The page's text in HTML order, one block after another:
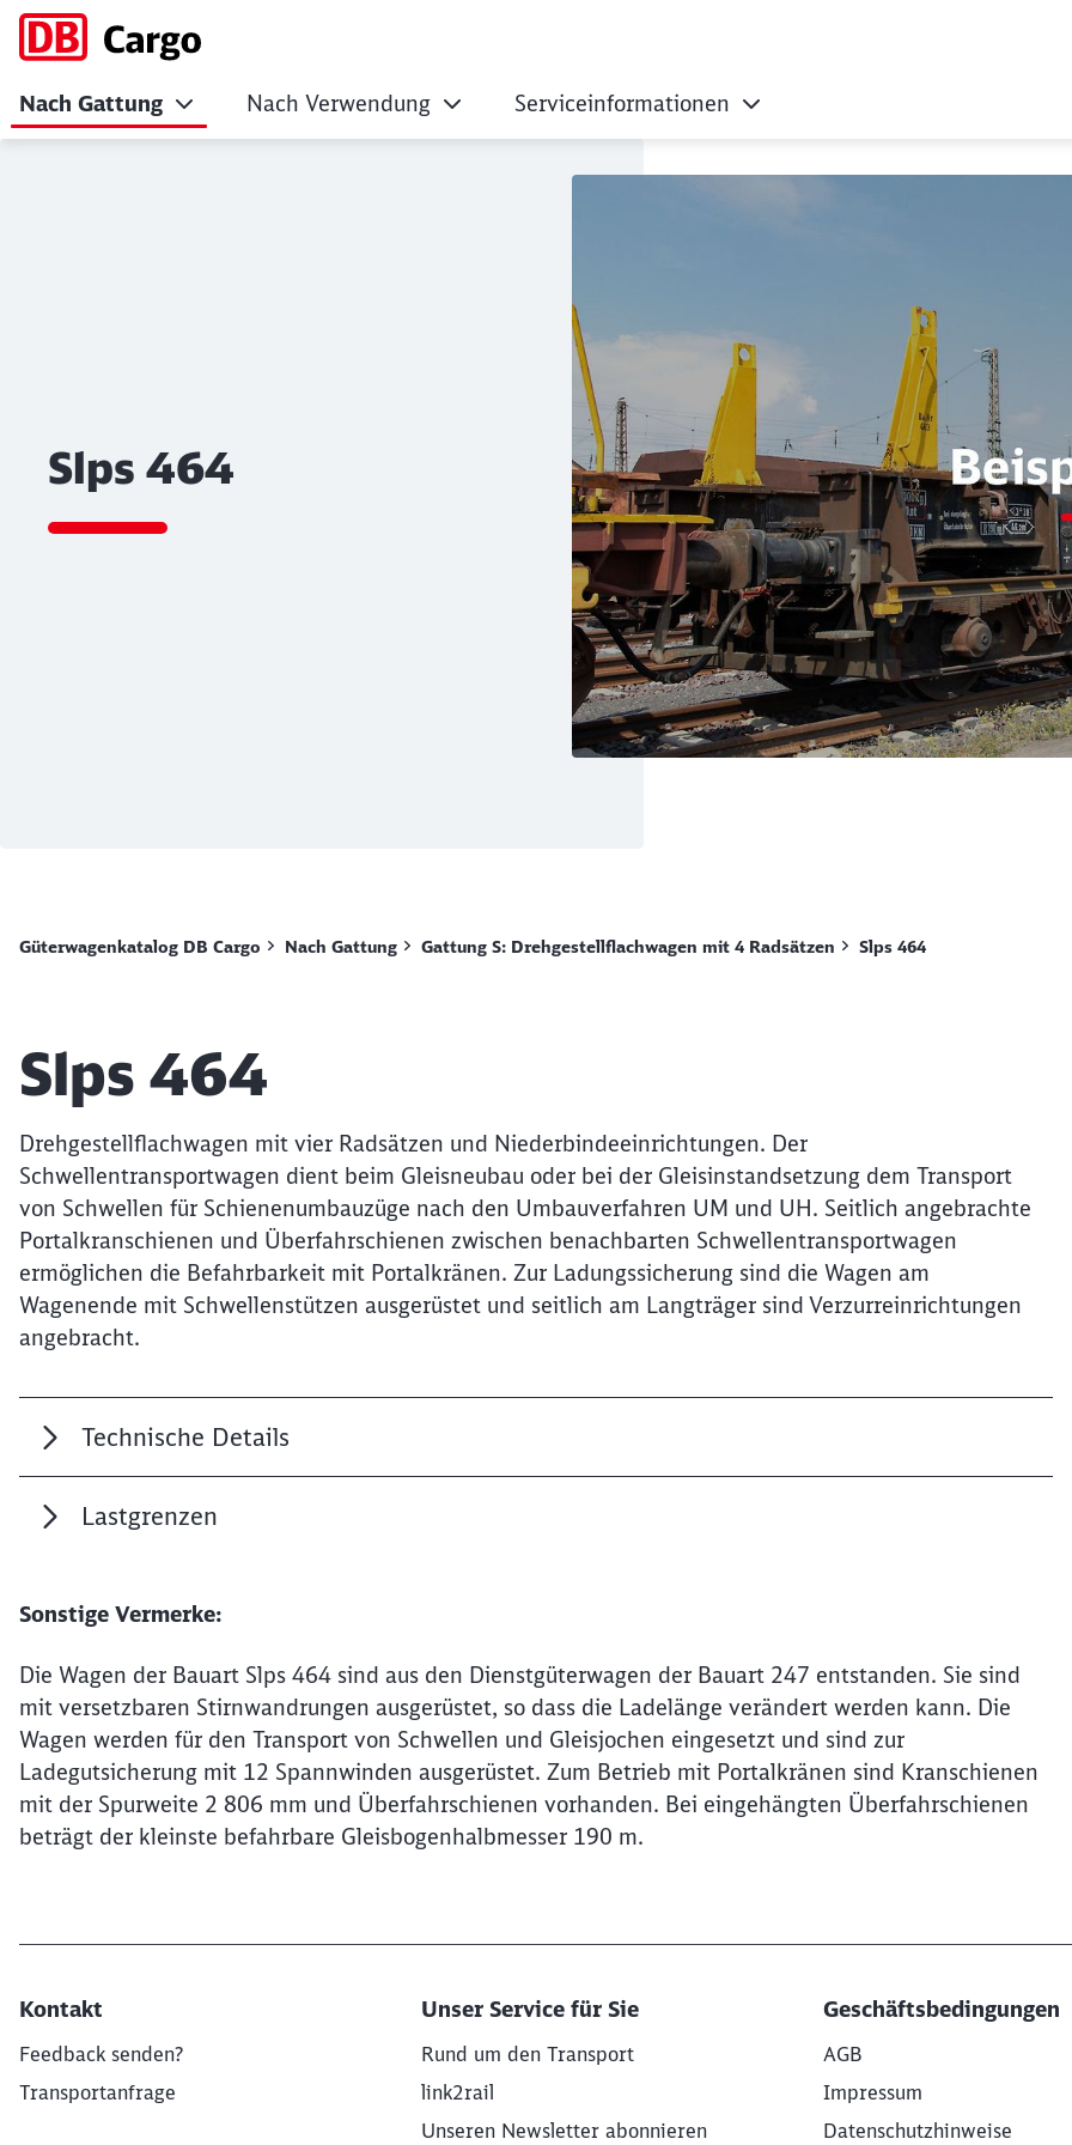
Nach Gattung Nach Verwendung Serviceinformationen
Slps 464
Güterwagenkatalog DB Cargo Nach Gattung Gattung S: Drehgestellflachwagen mit 4 Radsätzen Slps 464
Artikel:
Slps 464
Drehgestellflachwagen mit vier Radsätzen und Niederbindeeinrichtungen. Der
Schwellentransportwagen dient beim Gleisneubau oder bei der Gleisinstandsetzung dem Transport
von Schwellen für Schienenumbauzüge nach den Umbauverfahren UM und UH. Seitlich angebrachte
Portalkranschienen und Überfahrschienen zwischen benachbarten Schwellentransportwagen
ermöglichen die Befahrbarkeit mit Portalkränen. Zur Ladungssicherung sind die Wagen am
Wagenende mit Schwellenstützen ausgerüstet und seitlich am Langträger sind Verzurreinrichtungen
angebracht.
Technische Details
Lastgrenzen
Sonstige Vermerke:
Die Wagen der Bauart Slps 464 sind aus den Dienstgüterwagen der Bauart 247 entstanden. Sie sind
mit versetzbaren Stirnwandrungen ausgerüstet, so dass die Ladelänge verändert werden kann. Die
Wagen werden für den Transport von Schwellen und Gleisjochen eingesetzt und sind zur
Ladegutsicherung mit 12 Spannwinden ausgerüstet. Zum Betrieb mit Portalkränen sind Kranschienen
mit der Spurweite 2 806 mm und Überfahrschienen vorhanden. Bei eingehängten Überfahrschienen
beträgt der kleinste befahrbare Gleisbogenhalbmesser 190 m.
Kontakt
Feedback senden?
Transportanfrage
Unser Service für Sie
Rund um den Transport
link2rail
Unseren Newsletter abonnieren
Geschäftsbedingungen
AGB
Impressum
Datenschutzhinweise
Möchten Sie zuweitergeleitet werden?
Abbrechen Weiter